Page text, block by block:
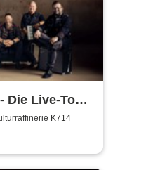
Die Live-Tour
K714